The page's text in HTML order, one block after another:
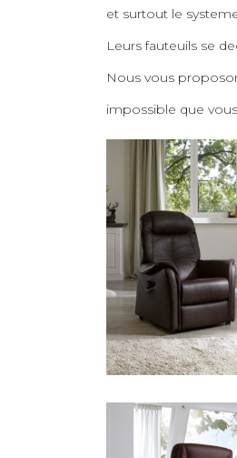
et surtout le
Leurs fauteuils se
Nous vous
impossible que